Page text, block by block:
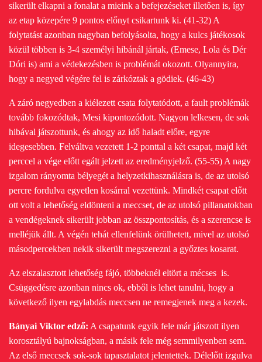
sikerült elkapni a fonalat a mieink a befejezéseket illetően is, így
az etap közepére 9 pontos előnyt csikartunk ki. (41-32) A
folytatást azonban nagyban befolyásolta, hogy a kulcs játékosok
közül többen is 3-4 személyi hibánál jártak, (Emese, Lola és Dér
Dóri is) ami a védekezésben is problémát okozott. Olyannyira,
hogy a negyed végére fel is zárkóztak a gödiek. (46-43)
A záró negyedben a kiélezett csata folytatódott, a fault problémák
tovább fokozódtak, Mesi kipontozódott. Nagyon lelkesen, de sok
hibával játszottunk, és ahogy az idő haladt előre, egyre
idegesebben. Felváltva vezetett 1-2 ponttal a két csapat, majd két
perccel a vége előtt egált jelzett az eredményjelző. (55-55) A nagy
izgalom rányomta bélyegét a helyzetkihasználásra is, de az utolsó
percre fordulva egyetlen kosárral vezettünk. Mindkét csapat előtt
ott volt a lehetőség eldönteni a meccset, de az utolsó pillanatokban
a vendégeknek sikerült jobban az összpontosítás, és a szerencse is
melléjük állt. A végén tehát ellenfelünk örülhetett, mivel az utolsó
másodpercekben nekik sikerült megszerezni a győztes kosarat.
Az elszalasztott lehetőség fájó, többeknél eltört a mécses is.
Csüggedésre azonban nincs ok, ebből is lehet tanulni, hogy a
következő ilyen egylabdás meccsen ne remegjenek meg a kezek.
Bányai Viktor edző: A csapatunk egyik fele már játszott ilyen
korosztályú bajnokságban, a másik fele még semmilyenben sem.
Az első meccsek sok-sok tapasztalatot jelentettek. Délelőtt izgulva